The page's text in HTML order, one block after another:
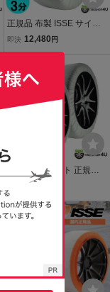
正規品 布製 ISSE サイズ5
8 イッセ スノーソックス
ェーン 簡単取り付け ジャ
ッキアップ不要
即決 12,480 円
お得な2個セット 正規品
布製 ISSE サイズ70 スー
パー 予備 スペアに イッセ
スノーソックス 非金属 タ
イヤチェーン ジャッキア
25,300
送料無料